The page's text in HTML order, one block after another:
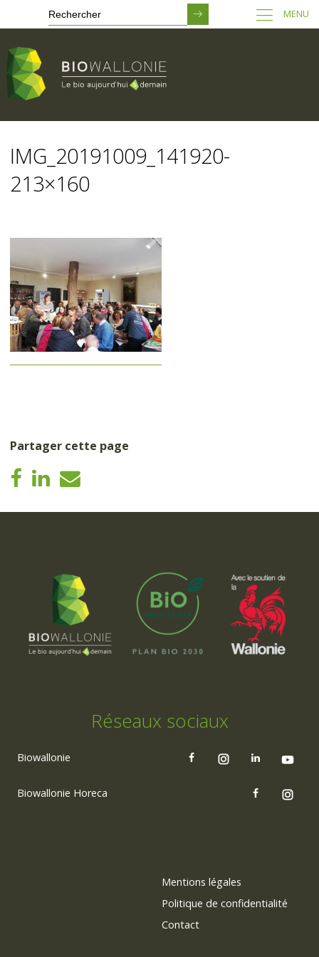
contenu
principal
MENU
IMG_20191009_141920-
213×160
Partager cette page
Réseaux sociaux
Biowallonie
Biowallonie Horeca
Mentions légales
Politique de confidentialité
Contact